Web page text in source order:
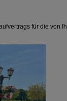
für die von